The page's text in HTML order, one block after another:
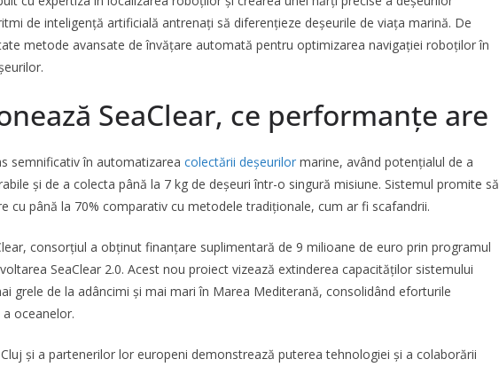
de inteligență artificială antrenați să diferențieze deșeurile de viața marină. De
metode avansate de învățare automată pentru optimizarea navigației roboților în
SeaClear, ce performanțe are
semnificativ în automatizarea colectării deșeurilor marine, având potențialul de a
și de a colecta până la 7 kg de deșeuri într-o singură misiune. Sistemul promite să
cu până la 70% comparativ cu metodele tradiționale, cum ar fi scafandrii.
consorțiul a obținut finanțare suplimentară de 9 milioane de euro prin programul
SeaClear 2.0. Acest nou proiect vizează extinderea capacităților sistemului
grele de la adâncimi și mai mari în Marea Mediterană, consolidând eforturile
oceanelor.
și a partenerilor lor europeni demonstrează puterea tehnologiei și a colaborării